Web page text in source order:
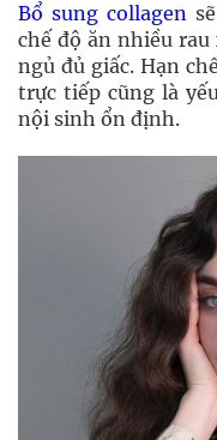
Bổ sung collagen
chế độ ăn nhiều
ngủ đủ giấc. Hạn
trực tiếp cũng là
nội sinh ổn định.